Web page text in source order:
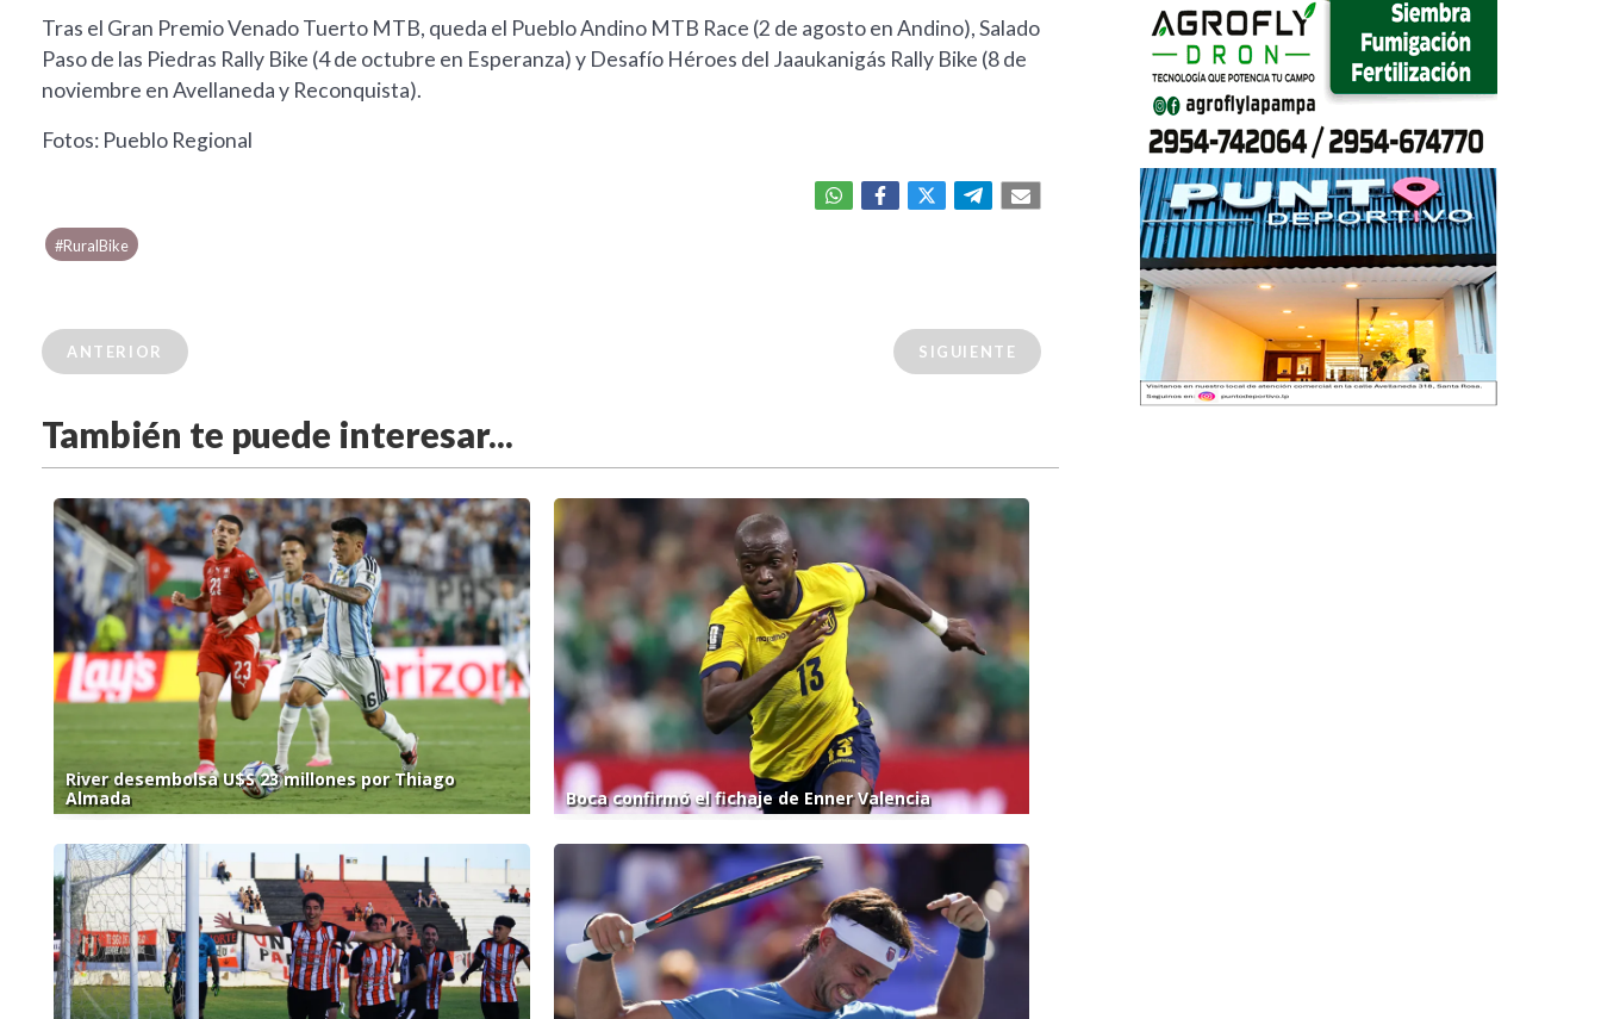
Tras el Gran Premio Venado Tuerto MTB, queda el Pueblo Andino MTB Race (2 de agosto en Andino), Salado
Paso de las Piedras Rally Bike (4 de octubre en Esperanza) y Desafío Héroes del Jaaukanigás Rally Bike (8 de
noviembre en Avellaneda y Reconquista).
Fotos: Pueblo Regional
#RuralBike
ANTERIOR SIGUIENTE
También te puede interesar...
River desembolsa U$S 23 millones por Thiago
Almada
Boca confirmó el fichaje de Enner Valencia